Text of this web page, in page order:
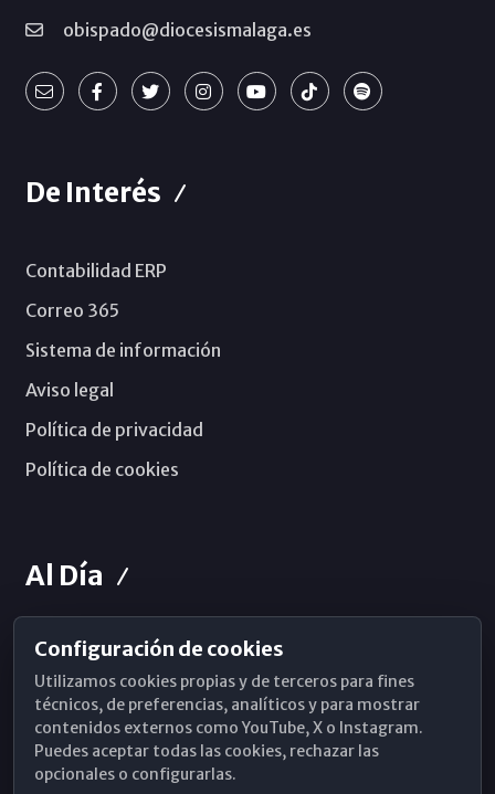
obispado@diocesismalaga.es
De Interés
Contabilidad ERP
Correo 365
Sistema de información
Aviso legal
Política de privacidad
Política de cookies
Al Día
Horarios de Misa
Hemeroteca
WhatsApp
Configuración de cookies
Utilizamos cookies propias y de terceros para fines
técnicos, de preferencias, analíticos y para mostrar
contenidos externos como YouTube, X o Instagram.
Puedes aceptar todas las cookies, rechazar las
opcionales o configurarlas.